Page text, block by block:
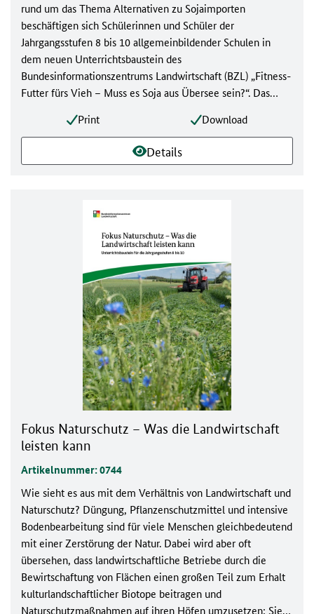
rund um das Thema Alternativen zu Sojaimporten
beschäftigen sich Schülerinnen und Schüler der
Jahrgangsstufen 8 bis 10 allgemeinbildender Schulen in
dem neuen Unterrichtsbaustein des
Bundesinformationszentrums Landwirtschaft (BZL) „Fitness-
Futter fürs Vieh – Muss es Soja aus Übersee sein?“. Das
Print Download
Details
Fokus Naturschutz – Was die Landwirtschaft
leisten kann
Artikelnummer: 0744
Wie sieht es aus mit dem Verhältnis von Landwirtschaft und
Naturschutz? Düngung, Pflanzenschutzmittel und intensive
Bodenbearbeitung sind für viele Menschen gleichbedeutend
mit einer Zerstörung der Natur. Dabei wird aber oft
übersehen, dass landwirtschaftliche Betriebe durch die
Bewirtschaftung von Flächen einen großen Teil zum Erhalt
kulturlandschaftlicher Biotope beitragen und
Naturschutzmaßnahmen auf ihren Höfen umzusetzen: Sie